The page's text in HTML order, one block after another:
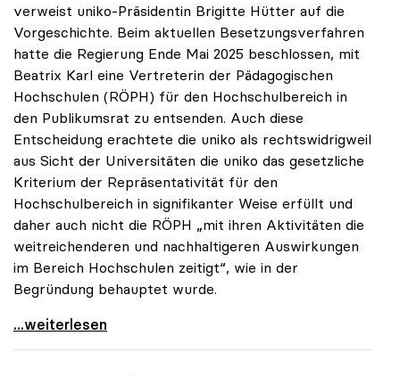
verweist uniko-Präsidentin Brigitte Hütter auf die
Vorgeschichte. Beim aktuellen Besetzungsverfahren
hatte die Regierung Ende Mai 2025 beschlossen, mit
Beatrix Karl eine Vertreterin der Pädagogischen
Hochschulen (RÖPH) für den Hochschulbereich in
den Publikumsrat zu entsenden. Auch diese
Entscheidung erachtete die uniko als rechtswidrigweil
aus Sicht der Universitäten die uniko das gesetzliche
Kriterium der Repräsentativität für den
Hochschulbereich in signifikanter Weise erfüllt und
daher auch nicht die RÖPH „mit ihren Aktivitäten die
weitreichenderen und nachhaltigeren Auswirkungen
im Bereich Hochschulen zeitigt“, wie in der
Begründung behauptet wurde.
ORF-Publikumsrat: Regierung entsendet nun doch
...weiterlesen